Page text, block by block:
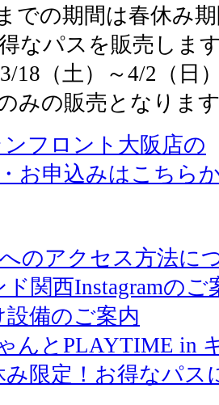
での期間は春休み
なパスを販売しま
3/18（土）～4/2（
みの販売となりま
フロント大阪店の
お申込みはこちら
のアクセス方法に
関西Instagramのご
備のご案内
んとPLAYTIME in
み限定！お得なパス